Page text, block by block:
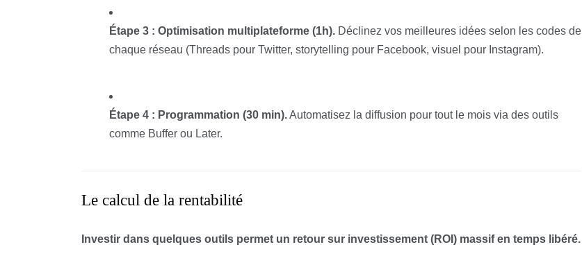
Étape 3 : Optimisation multiplateforme (1h). Déclinez vos meilleures idées selon les codes de
chaque réseau (Threads pour Twitter, storytelling pour Facebook, visuel pour Instagram).
Étape 4 : Programmation (30 min).Automatisez la diffusion pour tout le mois via des outils
comme Buffer ou Later.
Le calcul de la rentabilité
Investir dans quelques outils permet un retour sur investissement (ROI) massif en temps libéré.